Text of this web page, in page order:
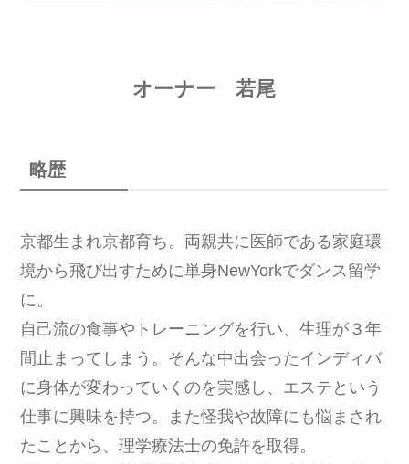
オーナー 若尾
略歴
京都生まれ京都育ち。両親共に医師である家庭環
境から飛び出すために単身NewYorkでダンス留学
に。
自己流の食事やトレーニングを行い、生理が３年
間止まってしまう。そんな中出会ったインディバ
に身体が変わっていくのを実感し、エステという
仕事に興味を持つ。また怪我や故障にも悩まされ
たことから、理学療法士の免許を取得。